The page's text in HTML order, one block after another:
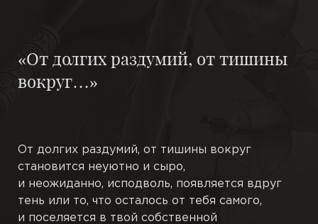
В одну строфу
Притчи
Повести
«От долгих раздумий, от тишины
вокруг…»
От долгих раздумий, от тишины вокруг
становится неуютно и сыро,
и неожиданно, исподволь, появляется вдруг
тень или то, что осталось от тебя самого,
и поселяется в твой собственной